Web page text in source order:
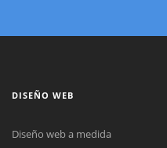
DISEÑO WEB
Diseño web a medida